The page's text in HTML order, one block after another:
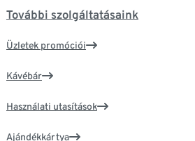
További szolgáltatásaink
Üzletek promóciói
Kávébár
Használati utasítások
Ajándékkártya